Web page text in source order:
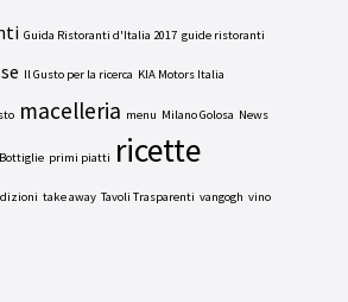
Guida Ristoranti d'Italia 2017 guide ristoranti
Il Gusto per la ricerca KIA Motors Italia
macelleria menu Milano Golosa News
primi piatti ricette
take away Tavoli Trasparenti vangogh vino